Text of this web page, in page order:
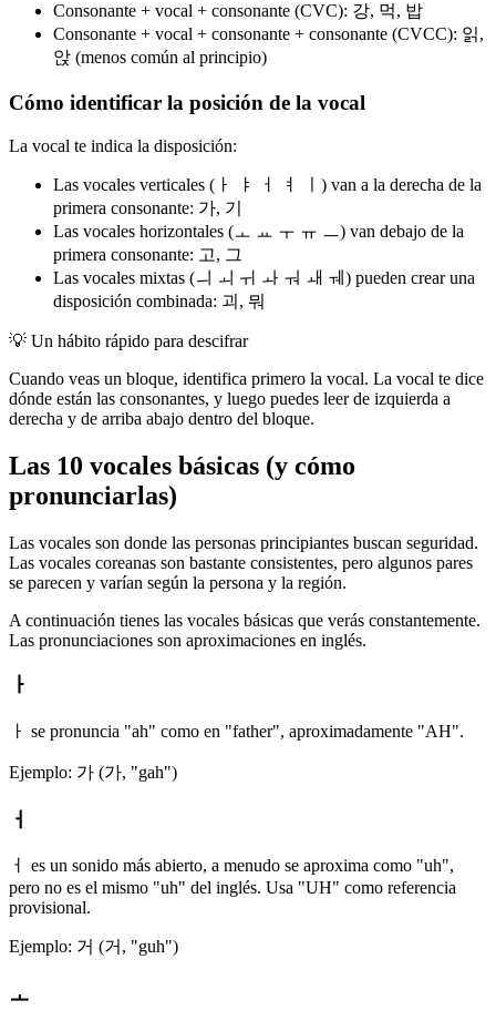
Consonante + vocal + consonante (CVC): 강, 먹, 밥
Consonante + vocal + consonante + consonante (CVCC): 읽,
앉 (menos común al principio)
Cómo identificar la posición de la vocal
La vocal te indica la disposición:
Las vocales verticales (ㅏ ㅑ ㅓ ㅕ ㅣ) van a la derecha de la
primera consonante: 가, 기
Las vocales horizontales (ㅗ ㅛ ㅜ ㅠ ㅡ) van debajo de la
primera consonante: 고, 그
Las vocales mixtas (ㅢ ㅚ ㅟ ㅘ ㅝ ㅙ ㅞ) pueden crear una
disposición combinada: 괴, 뭐
💡 Un hábito rápido para descifrar
Cuando veas un bloque, identifica primero la vocal. La vocal te dice
dónde están las consonantes, y luego puedes leer de izquierda a
derecha y de arriba abajo dentro del bloque.
Las 10 vocales básicas (y cómo
pronunciarlas)
Las vocales son donde las personas principiantes buscan seguridad.
Las vocales coreanas son bastante consistentes, pero algunos pares
se parecen y varían según la persona y la región.
A continuación tienes las vocales básicas que verás constantemente.
Las pronunciaciones son aproximaciones en inglés.
ㅏ
ㅏ se pronuncia "ah" como en "father", aproximadamente "AH".
Ejemplo: 가 (가, "gah")
ㅓ
ㅓ es un sonido más abierto, a menudo se aproxima como "uh",
pero no es el mismo "uh" del inglés. Usa "UH" como referencia
provisional.
Ejemplo: 거 (거, "guh")
ㅗ